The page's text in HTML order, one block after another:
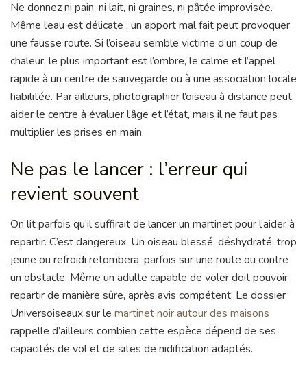
Ne donnez ni pain, ni lait, ni graines, ni pâtée improvisée.
Même l’eau est délicate : un apport mal fait peut provoquer
une fausse route. Si l’oiseau semble victime d’un coup de
chaleur, le plus important est l’ombre, le calme et l’appel
rapide à un centre de sauvegarde ou à une association locale
habilitée. Par ailleurs, photographier l’oiseau à distance peut
aider le centre à évaluer l’âge et l’état, mais il ne faut pas
multiplier les prises en main.
Ne pas le lancer : l’erreur qui
revient souvent
On lit parfois qu’il suffirait de lancer un martinet pour l’aider à
repartir. C’est dangereux. Un oiseau blessé, déshydraté, trop
jeune ou refroidi retombera, parfois sur une route ou contre
un obstacle. Même un adulte capable de voler doit pouvoir
repartir de manière sûre, après avis compétent. Le dossier
Universoiseaux sur le martinet noir autour des maisons
rappelle d’ailleurs combien cette espèce dépend de ses
capacités de vol et de sites de nidification adaptés.